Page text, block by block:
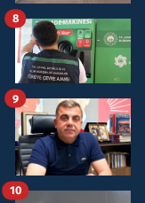
8
9
10